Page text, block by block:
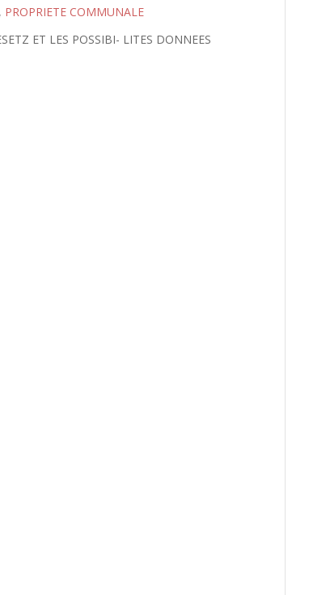
PROPRIETE COMMUNALE
ET LES POSSIBI- LITES DONNEES